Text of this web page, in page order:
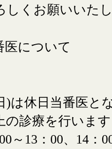
しくお願いいた
について
)は休日当番医と
の診療を行います
～13：00、14：